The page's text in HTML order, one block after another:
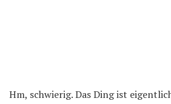
Hm, schwierig. Das Ding ist